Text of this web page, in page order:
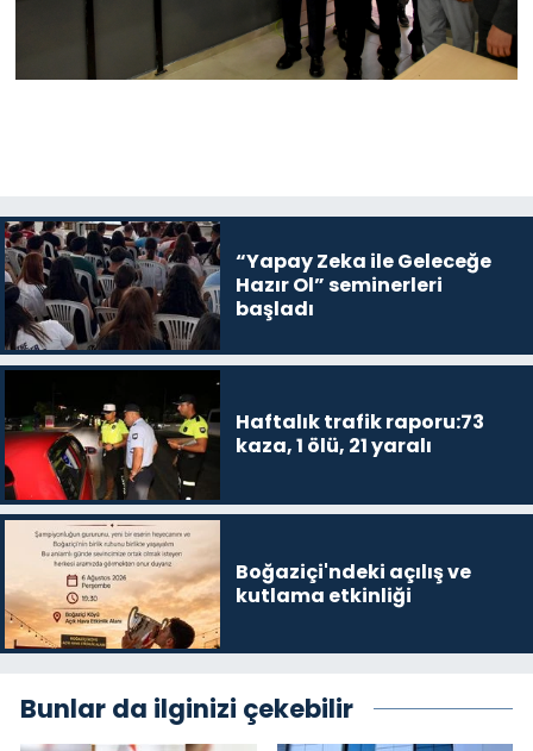
“Yapay Zeka ile Geleceğe
Hazır Ol” seminerleri
başladı
Haftalık trafik raporu:73
kaza, 1 ölü, 21 yaralı
Boğaziçi'ndeki açılış ve
kutlama etkinliği
Bunlar da ilginizi çekebilir